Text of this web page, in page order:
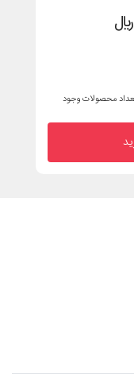
محصولات وجود